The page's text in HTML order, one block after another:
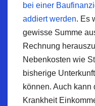
bei einer
addiert werden. Es
gewisse Summe
Rechnung
Nebenkosten wie
bisherige
können. Auch kann
Krankheit